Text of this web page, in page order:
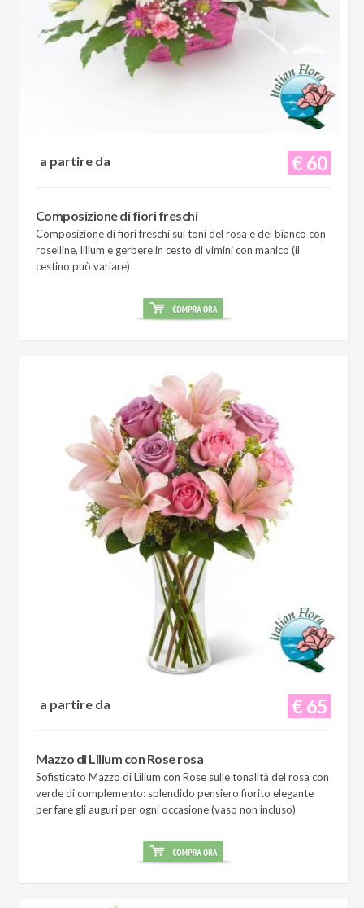
€ 60
a partire da
Composizione di fiori freschi
Composizione di fiori freschi sui toni del rosa e del bianco con
roselline, lilium e gerbere in cesto di vimini con manico (il
cestino può variare)
€ 65
a partire da
Mazzo di Lilium con Rose rosa
Sofisticato Mazzo di Lilium con Rose sulle tonalità del rosa con
verde di complemento: splendido pensiero fiorito elegante
per fare gli auguri per ogni occasione (vaso non incluso)